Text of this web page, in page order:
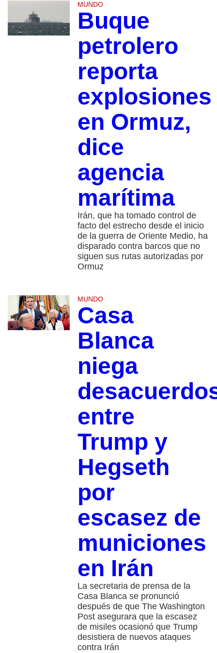
MUNDO
Buque
petrolero
reporta
explosiones
en Ormuz,
dice
agencia
marítima
Irán, que ha tomado control de
facto del estrecho desde el inicio
de la guerra de Oriente Medio, ha
disparado contra barcos que no
siguen sus rutas autorizadas por
Ormuz
MUNDO
Casa
Blanca
niega
entre
Trump y
Hegseth
por
escasez de
municiones
en Irán
La secretaria de prensa de la
Casa Blanca se pronunció
después de que The Washington
Post asegurara que la escasez
de misiles ocasionó que Trump
desistiera de nuevos ataques
contra Irán